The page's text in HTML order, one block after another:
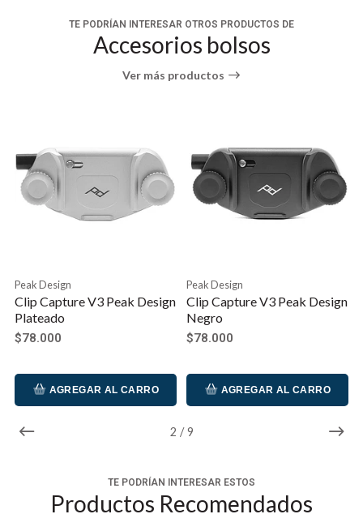
Cremallera de seguridad y apertura amplia
TE PODRÍAN INTERESAR OTROS PRODUCTOS DE
Accesorios bolsos
Ver más productos
2 / 9
Peak Design
Clip Capture V3 Peak Design
Plateado
$78.000
AGREGAR AL CARRO
Peak Design
Clip Capture V3 Peak Design
Negro
$78.000
AGREGAR AL CARRO
TE PODRÍAN INTERESAR ESTOS
Productos Recomendados